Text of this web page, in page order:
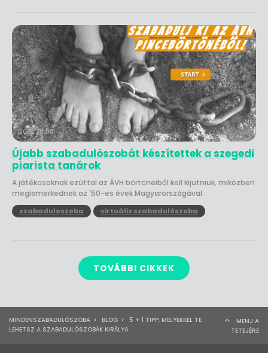
2022.10.08.
Újabb szabadulószobát készítettek a szegedi
piarista tanárok
A játékosoknak ezúttal az ÁVH börtöneiből kell kijutniuk, miközben
megismerkednek az ‘50-es évek Magyarországával.
szabaduloszoba virtuális szabadulószoba
TOVÁBBI CIKKEK
MINDENSZABADULÓSZOBA > BLOG >
5 + 1 TIPP, MELYEKKEL TE
LEHETSZ A SZABADULÓSZOBÁK KIRÁLYA
MENJ A
TETEJÉRE